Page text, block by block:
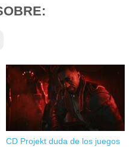
CD Projekt duda de los juegos